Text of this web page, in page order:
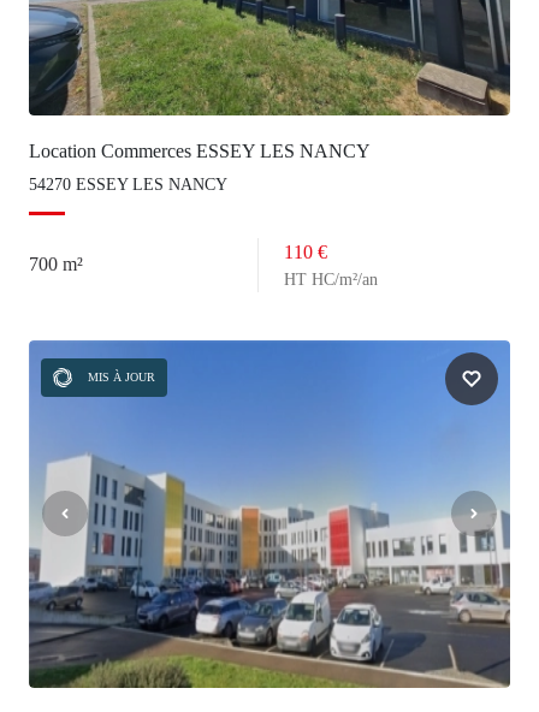
Location Commerces ESSEY LES NANCY
54270 ESSEY LES NANCY
700 m²
110 €
HT HC/m²/an
MIS À JOUR